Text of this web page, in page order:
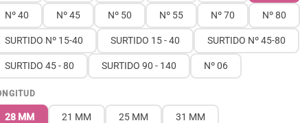
Nº 40 Nº 45 Nº 50 Nº 55 Nº 70 Nº 80
SURTIDO Nº 15-40 SURTIDO 15 - 40 SURTIDO Nº 45-80
SURTIDO 45 - 80 SURTIDO 90 - 140 Nº 06
28 MM 21 MM 25 MM 31 MM